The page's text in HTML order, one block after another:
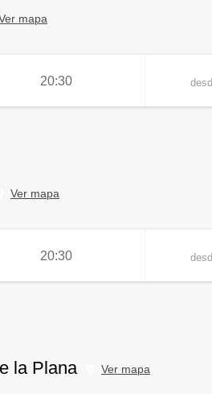
mapa
20:30
Ver mapa
20:30
la Plana Ver mapa